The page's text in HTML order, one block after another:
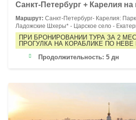
Санкт-Петербург + Карелия на
Маршрут: Санкт-Петербург- Карелия:
Ладожские Шхеры* - Царское село -
ПРИ БРОНИРОВАНИИ ТУРА ЗА 2
ПРОГУЛКА НА КОРАБЛИКЕ ПО
Продолжительность: 5 дн